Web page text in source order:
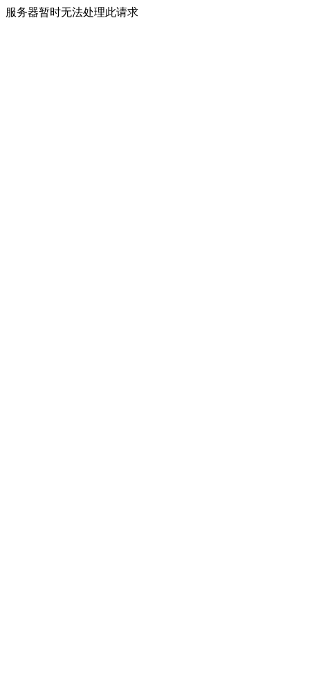
服务器暂时无法处理此请求